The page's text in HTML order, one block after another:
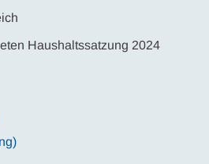
Haushaltssatzung 2024